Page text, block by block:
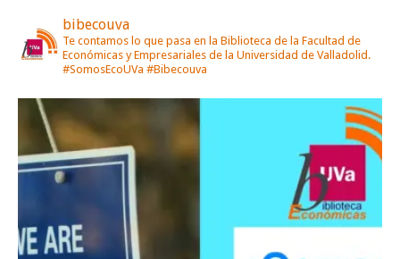
bibecouva
Te contamos lo que pasa en la Biblioteca de la Facultad de
Económicas y Empresariales de la Universidad de Valladolid.
#SomosEcoUVa #Bibecouva